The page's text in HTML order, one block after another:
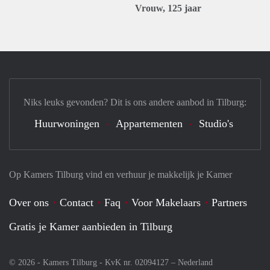
Vrouw, 125 jaar
Op Kamers Tilburg vind en verhuur je makkelijk je Kamer
Over ons Contact Faq Voor Makelaars
Partners
Gratis je Kamer aanbieden in Tilburg
© 2026 - Kamers Tilburg - KvK nr. 02094127 – Nederland
Niks leuks gevonden? Dit is ons andere aanbod in Tilburg:
Huurwoningen Appartementen Studio's